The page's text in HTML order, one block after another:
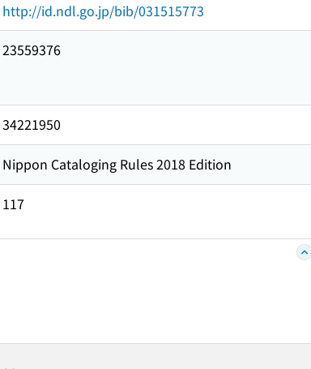
http://id.ndl.go.jp/bib/031515773
23559376
34221950
Nippon Cataloging Rules 2018 Edition
117